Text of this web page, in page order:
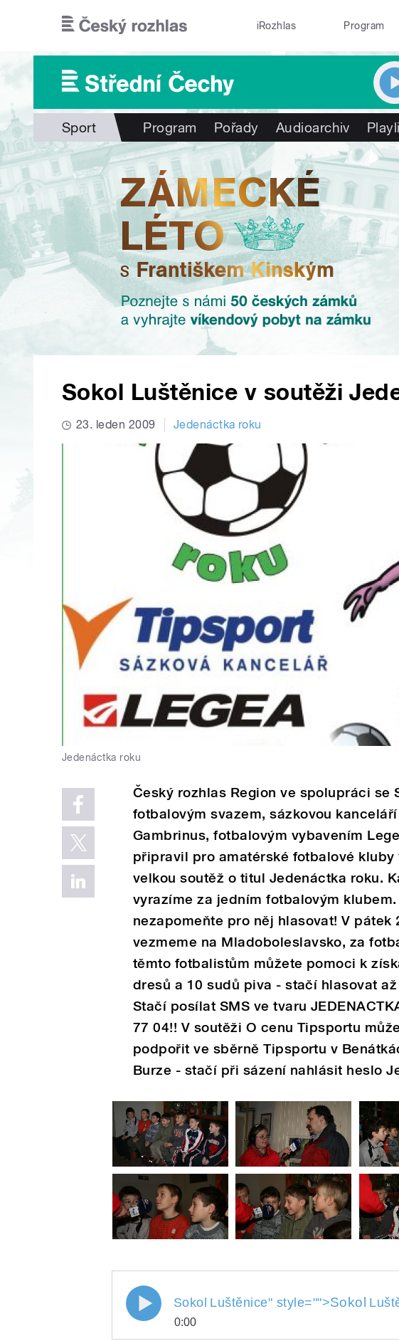
iRozhlas Program
Sport Program Pořady Audioarchiv
Sokol Luštěnice v soutěži
23. leden 2009 Jedenáctka roku
Jedenáctka roku
Český rozhlas Region ve spolupráci se
fotbalovým svazem, sázkovou
Gambrinus, fotbalovým vybavením
připravil pro amatérské fotbalové kluby
velkou soutěž o titul Jedenáctka roku.
vyrazíme za jedním fotbalovým
nezapomeňte pro něj hlasovat! V pátek
vezmeme na Mladoboleslavsko, za
těmto fotbalistům můžete pomoci k
dresů a 10 sudů piva - stačí hlasovat
Stačí posílat SMS ve tvaru
77 04!! V soutěži O cenu Tipsportu
podpořit ve sběrně Tipsportu v
Burze - stačí při sázení nahlásit heslo
Sokol Luštěnice" style="">Sokol
0:00